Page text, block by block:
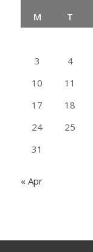
M
T
3
4
10
11
17
18
24
25
31
« Apr